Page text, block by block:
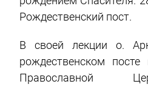
Рождественский пост.
В своей лекции о.
рождественском
Православной